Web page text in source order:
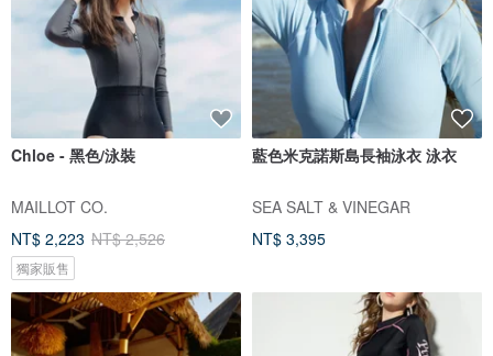
Chloe - 黑色/泳裝
MAILLOT CO.
NT$ 2,223 NT$ 2,526
獨家販售
藍色米克諾斯島長袖泳衣 泳衣
SEA SALT & VINEGAR
NT$ 3,395